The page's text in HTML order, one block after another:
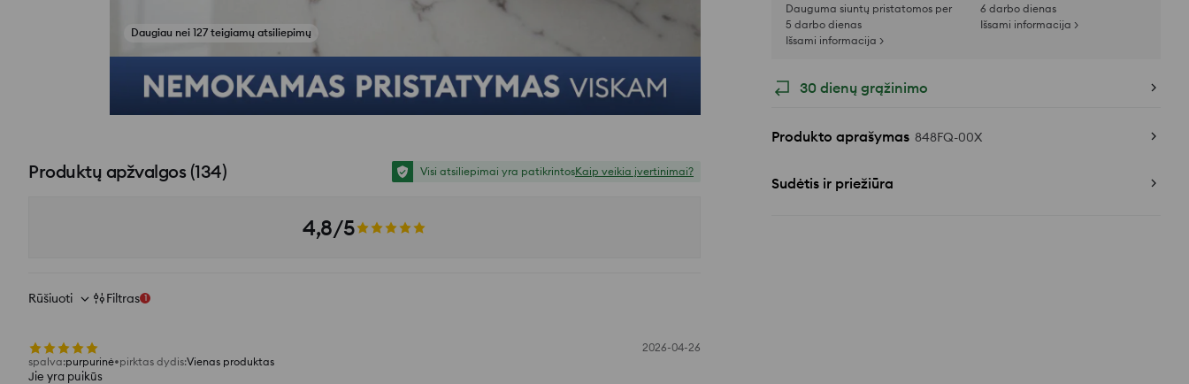
Dauguma siuntų pristatomos per
5 darbo dienas
Išsami informacija >
6 darbo dienas
Išsami informacija >
30 dienų grąžinimo
Produkto aprašymas 848FQ-00X
Sudėtis ir priežiūra
Žiūrėti atsiliepimų nuotraukas
Produktų apžvalgos(134) Visi atsiliepimai yra patikrintosKaip veikia įvertinimai?
4,8/5
Rūšiuoti Filtras 1
2026-04-26
spalva:purpurinė pirktas dydis:Vienas produktas
Jie yra puikūs